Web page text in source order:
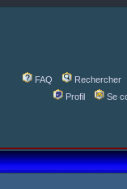
FAQ
Rechercher
Profil
Se